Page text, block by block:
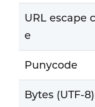
URL escape
e
Punycode
Bytes (UTF-8)